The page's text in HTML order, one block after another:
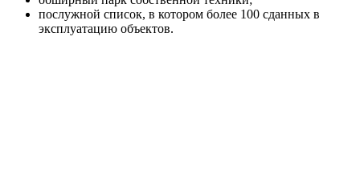
послужной список, в котором более 100 сданных в
эксплуатацию объектов.